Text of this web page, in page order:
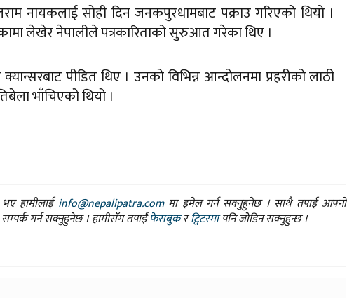
नायकलाई सोही दिन जनकपुरधामबाट पक्राउ गरिएको थियो ।
लेखेर नेपालीले पत्रकारिताको सुरुआत गरेका थिए ।
पीडित थिए । उनको विभिन्न आन्दोलनमा प्रहरीको लाठी
भाँचिएको थियो ।
हामीलाईinfo@nepalipatra.comमा इमेल गर्न सक्नुहुनेछ । साथै तपाई आफ्नो
गर्न सक्नुहुनेछ । हामीसँग तपाईंफेसबुकरट्विटरमापनि जोडिन सक्नुहुन्छ ।